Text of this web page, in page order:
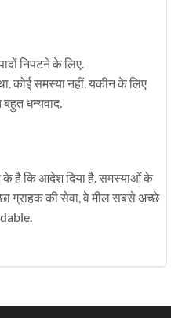
निपटने के लिए.
कोई समस्या नहीं. यकीन के लिए
धन्यवाद.
के है कि आदेश दिया है. समस्याओं के
ग्राहक की सेवा, वे मील सबसे अच्छे